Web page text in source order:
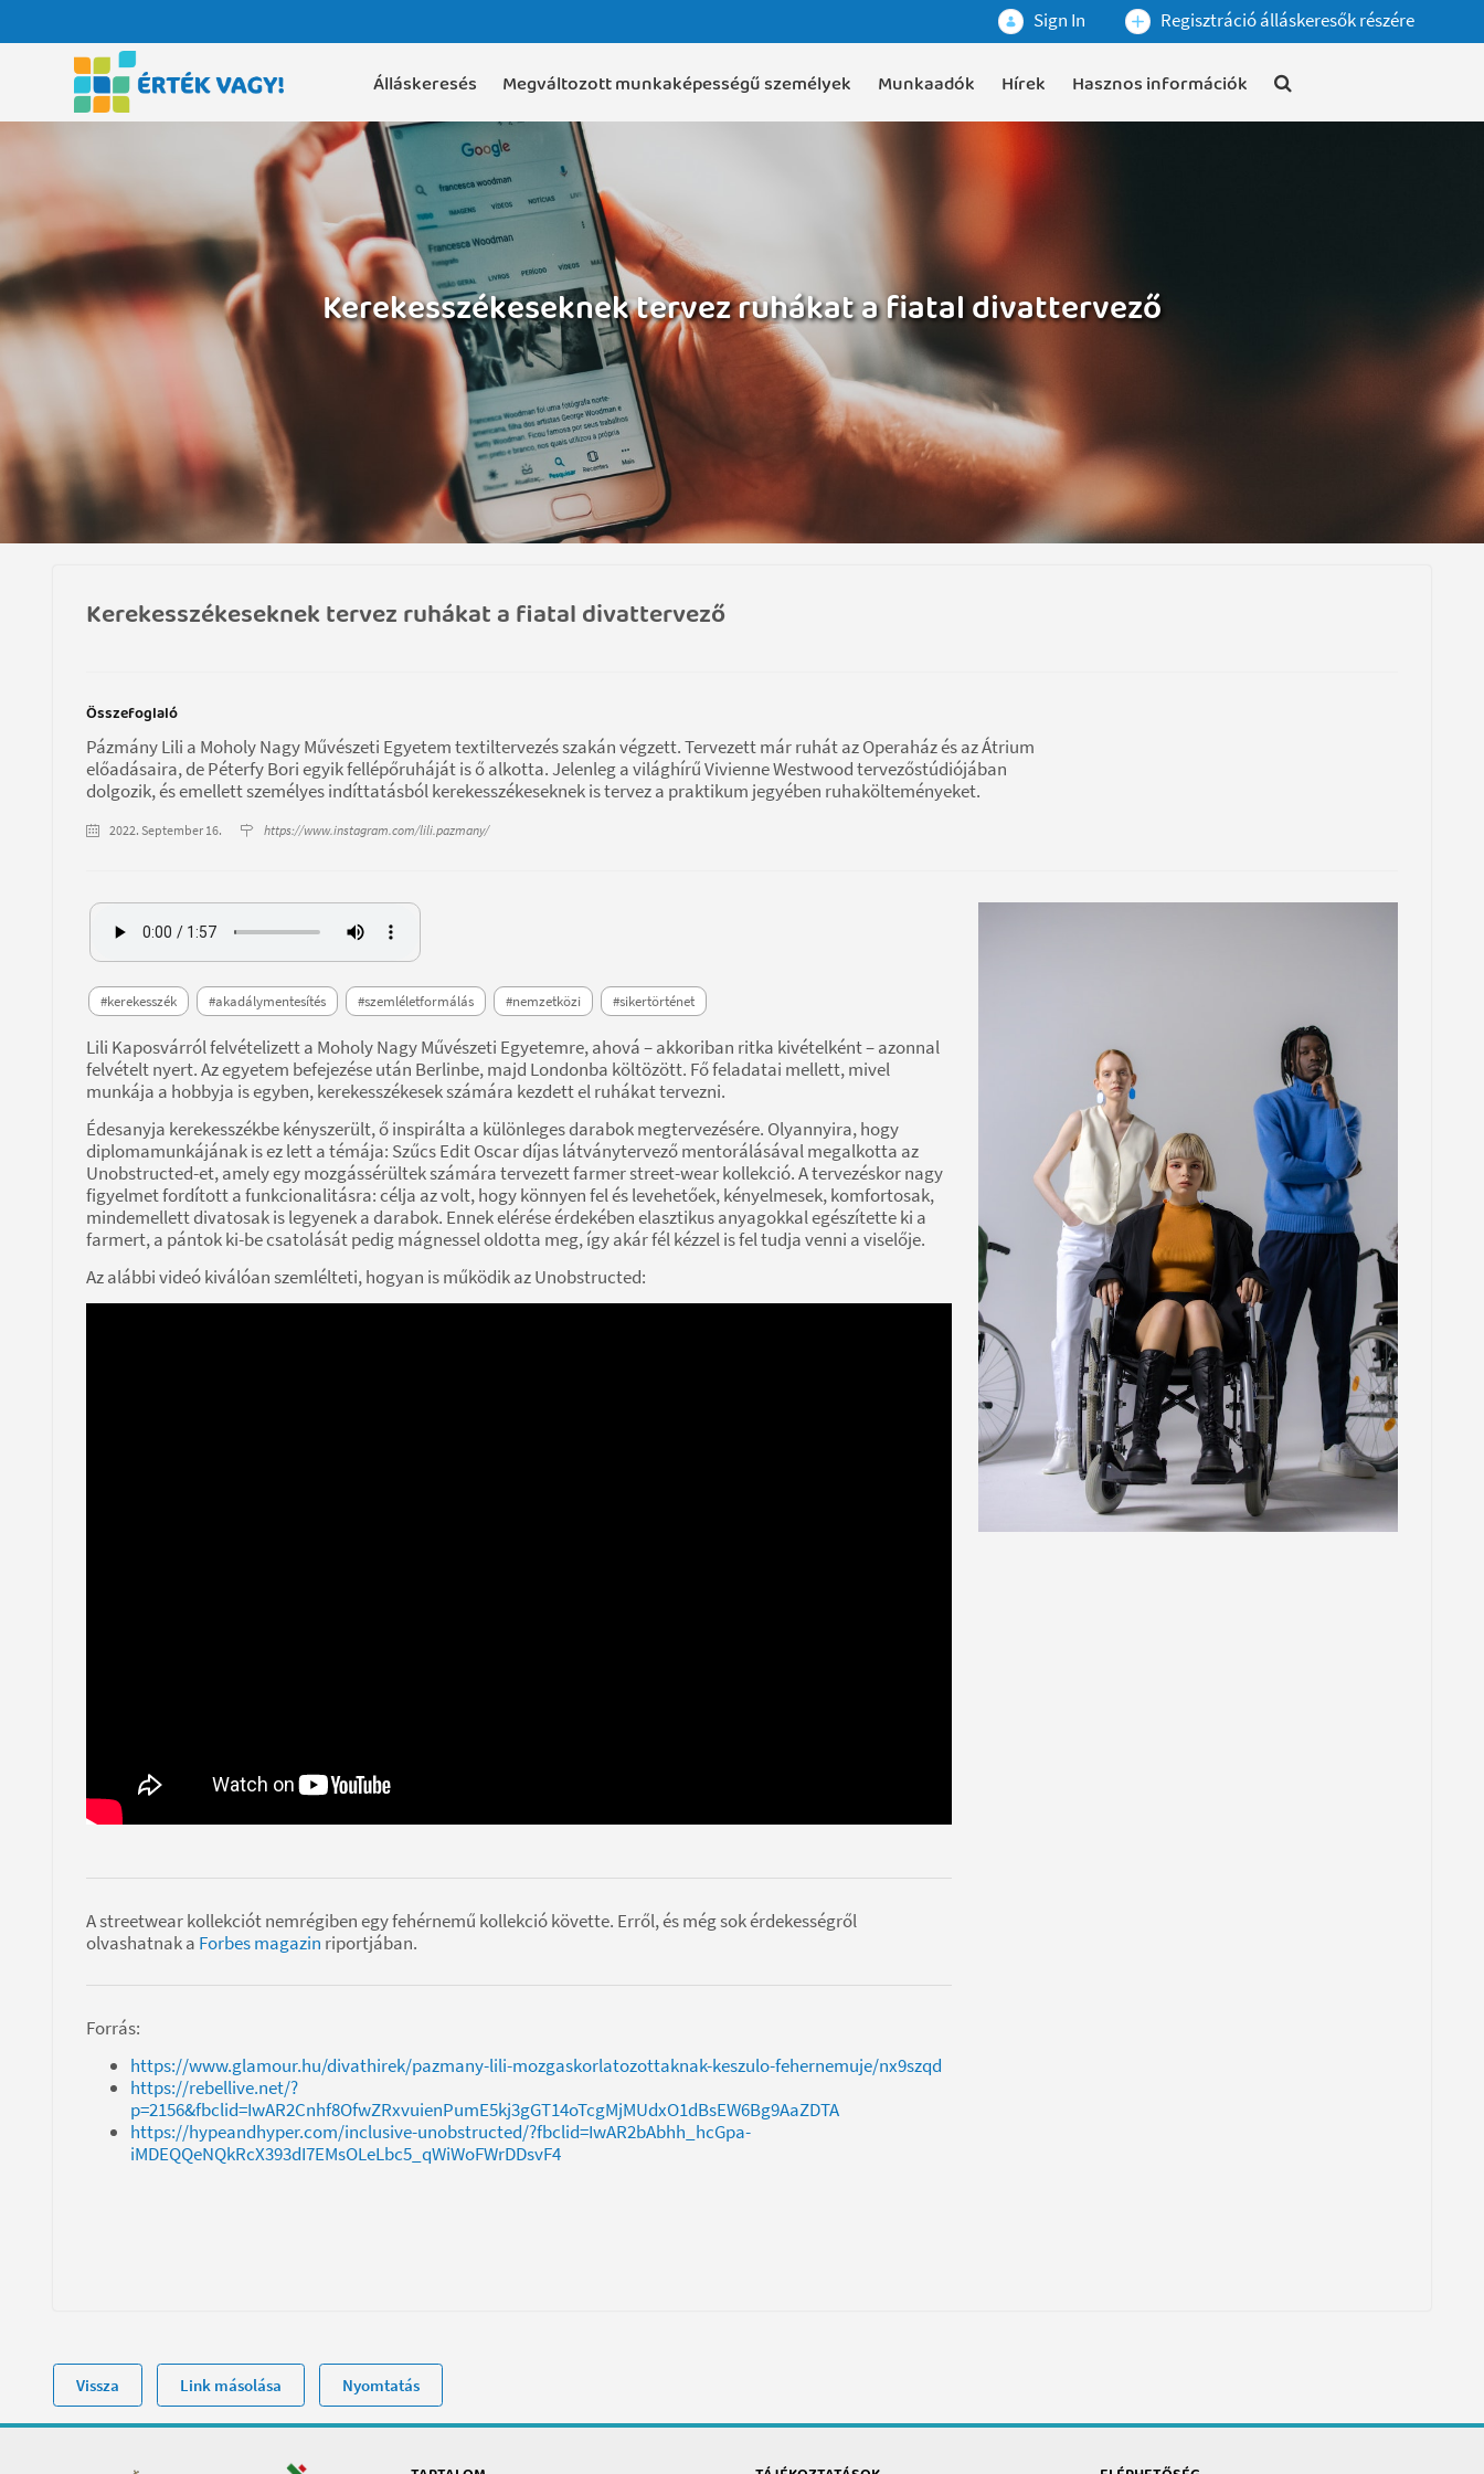
Sign In Regisztráció álláskeresők részére
Álláskeresés Megváltozott munkaképességű személyek Munkaadók Hírek Hasznos információk
Kerekesszékeseknek tervez ruhákat a fiatal divattervező
Kerekesszékeseknek tervez ruhákat a fiatal divattervező
Összefoglaló
Pázmány Lili a Moholy Nagy Művészeti Egyetem textiltervezés szakán végzett. Tervezett már ruhát az Operaház és az Átrium
előadásaira, de Péterfy Bori egyik fellépőruháját is ő alkotta. Jelenleg a világhírű Vivienne Westwood tervezőstúdiójában
dolgozik, és emellett személyes indíttatásból kerekesszékeseknek is tervez a praktikum jegyében ruhakölteményeket.
2022. September 16. https://www.instagram.com/lili.pazmany/
#kerekesszék #akadálymentesítés #szemléletformálás #nemzetközi #sikertörténet
Lili Kaposvárról felvételizett a Moholy Nagy Művészeti Egyetemre, ahová – akkoriban ritka kivételként – azonnal
felvételt nyert. Az egyetem befejezése után Berlinbe, majd Londonba költözött. Fő feladatai mellett, mivel
munkája a hobbyja is egyben, kerekesszékesek számára kezdett el ruhákat tervezni.
Édesanyja kerekesszékbe kényszerült, ő inspirálta a különleges darabok megtervezésére. Olyannyira, hogy
diplomamunkájának is ez lett a témája: Szűcs Edit Oscar díjas látványtervező mentorálásával megalkotta az
Unobstructed-et, amely egy mozgássérültek számára tervezett farmer street-wear kollekció. A tervezéskor nagy
figyelmet fordított a funkcionalitásra: célja az volt, hogy könnyen fel és levehetőek, kényelmesek, komfortosak,
mindemellett divatosak is legyenek a darabok. Ennek elérése érdekében elasztikus anyagokkal egészítette ki a
farmert, a pántok ki-be csatolását pedig mágnessel oldotta meg, így akár fél kézzel is fel tudja venni a viselője.
Az alábbi videó kiválóan szemlélteti, hogyan is működik az Unobstructed:
A streetwear kollekciót nemrégiben egy fehérnemű kollekció követte. Erről, és még sok érdekességről
olvashatnak a Forbes magazin riportjában.
Forrás:
https://www.glamour.hu/divathirek/pazmany-lili-mozgaskorlatozottaknak-keszulo-fehernemuje/nx9szqd
https://rebellive.net/?
p=2156&fbclid=IwAR2Cnhf8OfwZRxvuienPumE5kj3gGT14oTcgMjMUdxO1dBsEW6Bg9AaZDTA
https://hypeandhyper.com/inclusive-unobstructed/?fbclid=IwAR2bAbhh_hcGpa-
iMDEQQeNQkRcX393dI7EMsOLeLbc5_qWiWoFWrDDsvF4
Vissza Link másolása Nyomtatás